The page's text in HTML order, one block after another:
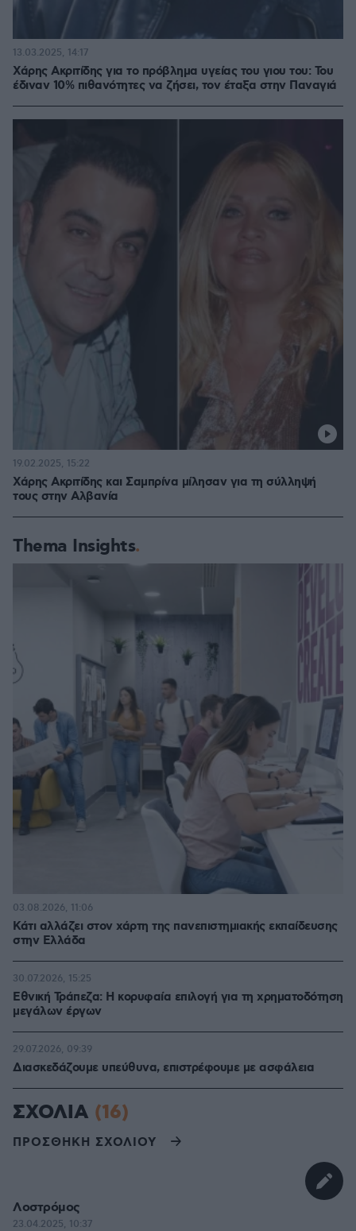
Χάρης Ακριτίδης για το πρόβλημα υγείας του γιου του: Του
έδιναν 10% πιθανότητες να ζήσει, τον έταξα στην Παναγιά
13.03.2025, 14:17
Χάρης Ακριτίδης και Σαμπρίνα μίλησαν για τη σύλληψή
τους στην Αλβανία
19.02.2025, 15:22
Thema Insights
Κάτι αλλάζει στον χάρτη της πανεπιστημιακής εκπαίδευσης
στην Ελλάδα
03.08.2026, 11:06
Εθνική Τράπεζα: Η κορυφαία επιλογή για τη χρηματοδότηση
μεγάλων έργων
30.07.2026, 15:25
Διασκεδάζουμε υπεύθυνα, επιστρέφουμε με ασφάλεια
29.07.2026, 09:39
ΣΧΟΛΙΑ (16)
ΠΡΟΣΘΗΚΗ ΣΧΟΛΙΟΥ
Λοστρόμος
23.04.2025, 10:37